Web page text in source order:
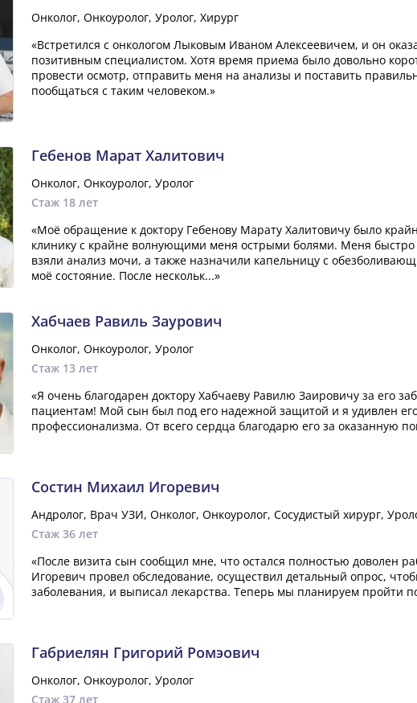
Онколог, Онкоуролог, Уролог, Хирург
«Встретился с онкологом Лыковым Иваном Алексеевичем, и он
позитивным специалистом. Хотя время приема было довольно
провести осмотр, отправить меня на анализы и поставить
пообщаться с таким человеком.»
Гебенов Марат Халитович
Онколог, Онкоуролог, Уролог
Стаж 18 лет
«Моё обращение к доктору Гебенову Марату Халитовичу было
клинику с крайне волнующими меня острыми болями. Меня
взяли анализ мочи, а также назначили капельницу с
моё состояние. После нескольк...»
Хабчаев Равиль Заурович
Онколог, Онкоуролог, Уролог
Стаж 13 лет
«Я очень благодарен доктору Хабчаеву Равилю Заировичу за его
пациентам! Мой сын был под его надежной защитой и я удивлен
профессионализма. От всего сердца благодарю его за оказанную
Состин Михаил Игоревич
Андролог, Врач УЗИ, Онколог, Онкоуролог, Сосудистый хирург,
Стаж 36 лет
«После визита сын сообщил мне, что остался полностью доволен
Игоревич провел обследование, осуществил детальный опрос,
заболевания, и выписал лекарства. Теперь мы планируем пройти
Габриелян Григорий Ромэович
Онколог, Онкоуролог, Уролог
Стаж 37 лет